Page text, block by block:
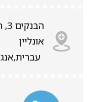
הבנקים 3, חיפה
אונליין